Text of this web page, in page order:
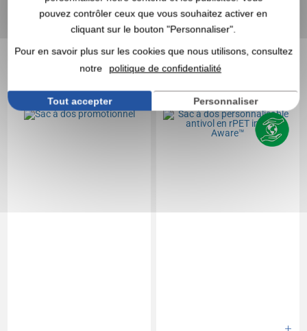
En stock: 10 601 articles
DEVIS EXPRESS
En stock: 10 512 articles
DEVIS EXPRESS
Réf. 00053V0017370 Réf. 00027V0158555
personnalisable antivol
en rPET impact Aware™
pouvez contrôler ceux que vous souhaitez activer en
cliquant sur le bouton "Personnaliser".
Pour en savoir plus sur les cookies que nous utilisons, consultez
notre
politique de confidentialité
Tout accepter Personnaliser